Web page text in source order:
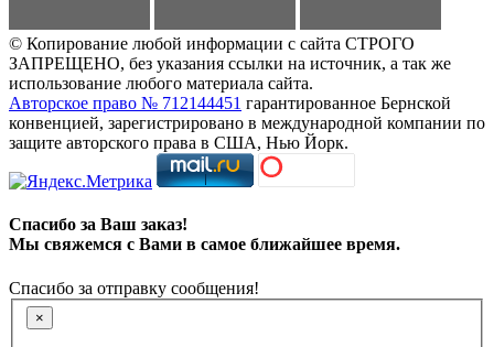
© Копирование любой информации с сайта СТРОГО
ЗАПРЕЩЕНО, без указания ссылки на источник, а так же
использование любого материала сайта.
Авторское право № 712144451 гарантированное Бернской
конвенцией, зарегистрировано в международной компании по
защите авторского права в США, Нью Йорк.
Спасибо за Ваш заказ!
Мы свяжемся с Вами в самое ближайшее время.
Спасибо за отправку сообщения!
×